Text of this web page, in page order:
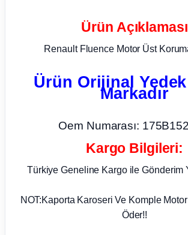
Ürün Açıklaması
Renault Fluence Motor Üst
Ürün Orijinal
Markadır
Oem Numarası:
Kargo Bilgileri:
Türkiye Geneline Kargo ile Gönderim
NOT:Kaporta Karoseri Ve Komple Motor
Öder!!